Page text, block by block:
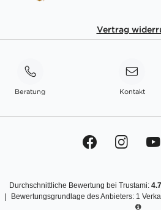
Vertrag
Beratung Kontakt
Durchschnittliche Bewertung bei Trustami:
Bewertungsgrundlage des Anbieters: 1